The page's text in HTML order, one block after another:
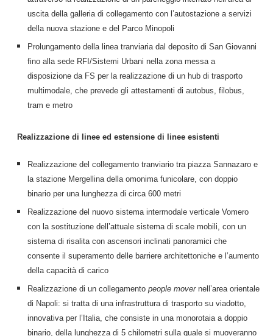
uscita della galleria di collegamento con l’autostazione a servizi
della nuova stazione e del Parco Minopoli
Prolungamento della linea tranviaria dal deposito di San Giovanni
fino alla sede RFI/Sistemi Urbani nella zona messa a
disposizione da FS per la realizzazione di un hub di trasporto
multimodale, che prevede gli attestamenti di autobus, filobus,
tram e metro
Realizzazione di linee ed estensione di linee esistenti
Realizzazione del collegamento tranviario tra piazza Sannazaro e
la stazione Mergellina della omonima funicolare, con doppio
binario per una lunghezza di circa 600 metri
Realizzazione del nuovo sistema intermodale verticale Vomero
con la sostituzione dell’attuale sistema di scale mobili, con un
sistema di risalita con ascensori inclinati panoramici che
consente il superamento delle barriere architettoniche e l’aumento
della capacità di carico
Realizzazione di un collegamento people mover nell’area orientale
di Napoli: si tratta di una infrastruttura di trasporto su viadotto,
innovativa per l’Italia, che consiste in una monorotaia a doppio
binario, della lunghezza di 5 chilometri sulla quale si muoveranno